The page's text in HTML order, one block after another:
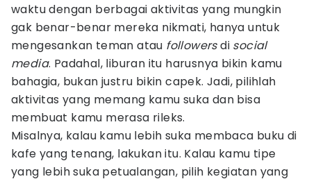
waktu dengan berbagai aktivitas yang mungkin
gak benar-benar mereka nikmati, hanya untuk
mengesankan teman atau followersdi social
media. Padahal, liburan itu harusnya bikin kamu
bahagia, bukan justru bikin capek. Jadi, pilihlah
aktivitas yang memang kamu suka dan bisa
membuat kamu merasa rileks.
Misalnya, kalau kamu lebih suka membaca buku di
kafe yang tenang, lakukan itu. Kalau kamu tipe
yang lebih suka petualangan, pilih kegiatan yang